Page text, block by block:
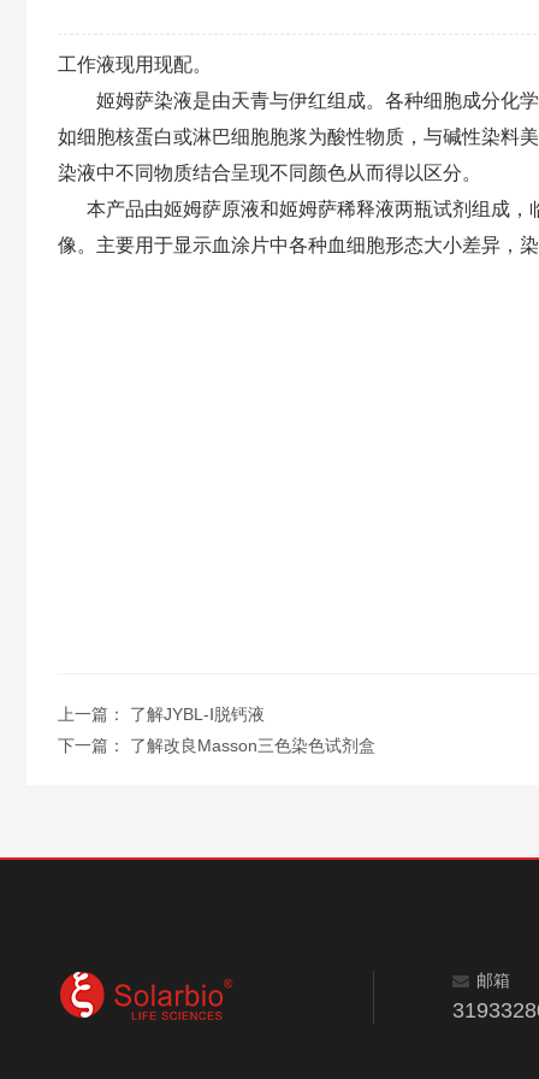
工作液现用现配。
姬姆萨染液是由天青与伊红组成。各种细胞成分化学
如细胞核蛋白或淋巴细胞胞浆为酸性物质，与碱性染料
染液中不同物质结合呈现不同颜色从而得以区分。
本产品由姬姆萨原液和姬姆萨稀释液两瓶试剂组成，
像。主要用于显示血涂片中各种血细胞形态大小差异，
上一篇： 了解JYBL-Ⅰ脱钙液
下一篇： 了解改良Masson三色染色试剂盒
邮箱